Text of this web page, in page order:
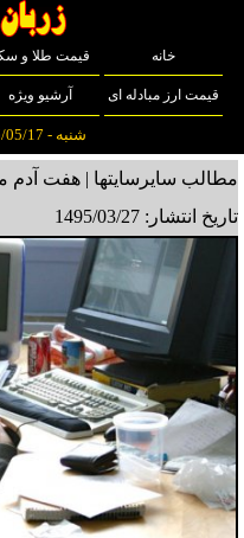
خانه قیمت طلا و
قیمت ارز مبادله ای آرشیو ویژه
شنبه - 1405/05/17 - Aug 08 2026
مطالب سایرسایتها | هفت آدم
تاریخ انتشار: 1495/03/27